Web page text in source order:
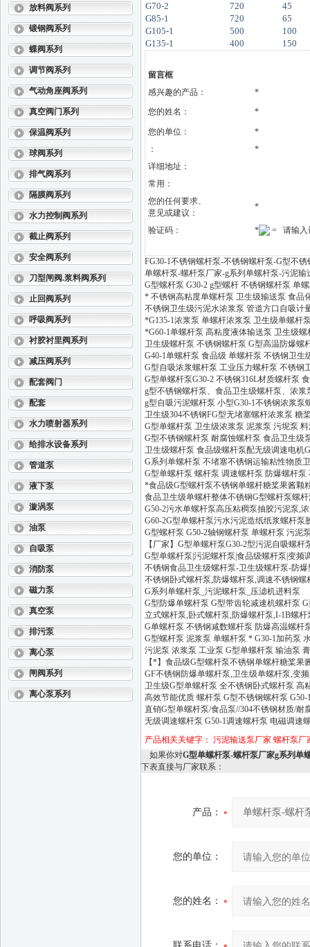
放料阀系列
锻钢阀系列
蝶阀系列
调节阀系列
气动角座阀系列
真空阀门系列
保温阀系列
球阀系列
排气阀系列
隔膜阀系列
水力控制阀系列
截止阀系列
安全阀系列
刀型闸阀.浆料阀系列
止回阀系列
呼吸阀系列
衬胶衬里阀系列
减压阀系列
配套阀门
配套
水力喷射器系列
给排水设备系列
管道泵
液下泵
漩涡泵
油泵
自吸泵
消防泵
磁力泵
真空泵
排污泵
离心泵
闸阀系列
离心泵系列
G70-2
720
45
G85-1
720
65
G105-1
500
100
G135-1
400 150
留言框
感兴趣的产品：
*
您的姓名：
*
您的单位：
*
：
*
详细地址：
常用：
您的任何要求、
意见或建议：
*
验证码： * = 请输入
FG30-1不锈钢螺杆泵-不锈钢螺杆泵-G型不锈
单螺杆泵-螺杆泵厂家-g系列单螺杆泵-污泥输
G型螺杆泵 G30-2 g型螺杆 不锈钢螺杆泵 单
* 不锈钢高粘度单螺杆泵 卫生级输送泵 食品
不锈钢卫生级污泥水浓浆泵 管道方口自吸计
*G135-1浓浆泵 单螺杆浓浆泵 卫生级单螺杆
*G60-1单螺杆泵 高粘度液体输送泵 卫生级螺
卫生级螺杆泵 不锈钢螺杆泵 G型高温防爆螺
G40-1单螺杆泵 食品级 单螺杆泵 不锈钢卫生
G型自吸浓浆螺杆泵 工业压力螺杆泵 不锈钢
G型单螺杆泵G30-2 不锈钢316L材质螺杆泵
g型不锈钢螺杆泵、食品卫生级螺杆泵、浓浆
g型自吸污泥螺杆泵 小型G30-1不锈钢浓浆泵
卫生级304不锈钢FG型无堵塞螺杆浓浆泵 糖
G型单螺杆泵 卫生级浓浆泵 泥浆泵 污坭泵
G型不锈钢螺杆泵 耐腐蚀螺杆泵 食品卫生级
卫生级螺杆泵 食品级螺杆泵配无级调速电机
G系列单螺杆泵 不堵塞不锈钢运输粘性物质
G型单螺杆泵 螺杆泵 调速螺杆泵 防爆螺杆泵
*食品级G型螺杆泵不锈钢单螺杆糖桨果酱颗
食品卫生级单螺杆整体不锈钢G型螺杆泵螺
G50-2污水单螺杆泵高压粘稠泵抽胶污泥泵,
G60-2G型单螺杆泵污水污泥造纸纸浆螺杆
G型螺杆泵 G50-2轴钢螺杆泵 单螺杆泵 污泥
【厂家】G型单螺杆泵G30-2型污泥自吸螺
G型单螺杆泵|污泥螺杆泵|食品级螺杆泵|变频
不锈钢食品卫生级螺杆泵-卫生级螺杆泵-防
不锈钢卧式螺杆泵,防爆螺杆泵,调速不锈钢螺
G系列单螺杆泵_污泥螺杆泵_压滤机进料泵
G型防爆单螺杆泵 G型带齿轮减速机螺杆泵
立式螺杆泵,卧式螺杆泵,防爆螺杆泵,I-1B螺杆
G单螺杆泵 不锈钢减数螺杆泵 防爆高温螺杆
G型螺杆泵 泥浆泵 单螺杆泵 * G30-1加药泵
污泥泵 浓浆泵 工业泵 G型单螺杆泵 输油泵
【*】食品级G型螺杆泵不锈钢单螺杆糖桨果
GF不锈钢防爆单螺杆泵,卫生级单螺杆泵,变
卫生级G型单螺杆泵 全不锈钢卧式螺杆泵 高
高效节能优质 螺杆泵 G型不锈钢螺杆泵 G50-
直销G型单螺杆泵/食品泵//304不锈钢材质/耐
无级调速螺杆泵 G50-1调速螺杆泵 电磁调速
产品相关关键字： 污泥输送泵厂家 螺杆泵厂
如果你对G型单螺杆泵-螺杆泵厂家g系列单
下表直接与厂家联系：
产品：
您的单位：
您的姓名：